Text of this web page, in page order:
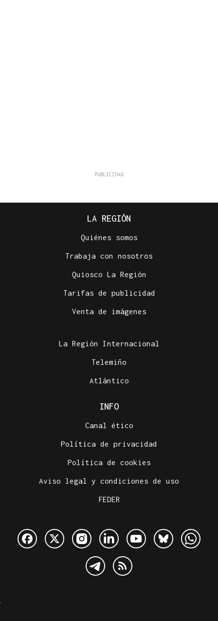
LA REGIÓN
Quiénes somos
Trabaja con nosotros
Quiosco La Región
Tarifas de publicidad
Venta de imágenes
La Región Internacional
Telemiño
Atlántico
INFO
Canal ético
Política de privacidad
Política de cookies
Aviso legal y condiciones de uso
FEDER